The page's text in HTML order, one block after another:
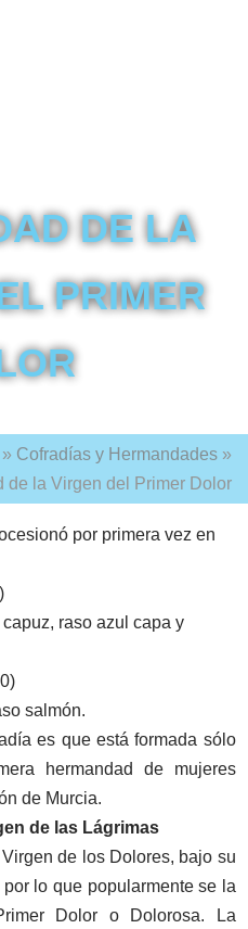
DE LA
PRIMER
» Cofradías y Hermandades »
de la Virgen del Primer Dolor
por primera vez en
raso azul capa y
salmón.
es que está formada sólo
hermandad de mujeres
de Murcia.
de las Lágrimas
de los Dolores, bajo su
lo que popularmente se la
Dolor o Dolorosa. La